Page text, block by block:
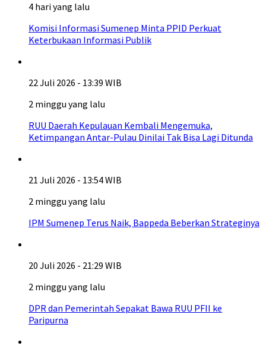
4 hari yang lalu
Komisi Informasi Sumenep Minta PPID Perkuat
Keterbukaan Informasi Publik
22 Juli 2026 - 13:39 WIB
2 minggu yang lalu
RUU Daerah Kepulauan Kembali Mengemuka,
Ketimpangan Antar-Pulau Dinilai Tak Bisa Lagi Ditunda
21 Juli 2026 - 13:54 WIB
2 minggu yang lalu
IPM Sumenep Terus Naik, Bappeda Beberkan Strateginya
20 Juli 2026 - 21:29 WIB
2 minggu yang lalu
DPR dan Pemerintah Sepakat Bawa RUU PFII ke
Paripurna